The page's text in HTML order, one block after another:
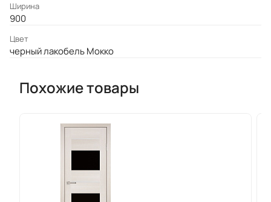
Ширина
900
Цвет
черный лакобель Мокко
Похожие товары